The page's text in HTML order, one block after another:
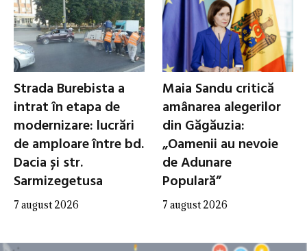
Strada Burebista a
intrat în etapa de
modernizare: lucrări
de amploare între bd.
Dacia și str.
Sarmizegetusa
7 august 2026
Maia Sandu critică
amânarea alegerilor
din Găgăuzia:
„Oamenii au nevoie
de Adunare
Populară”
7 august 2026